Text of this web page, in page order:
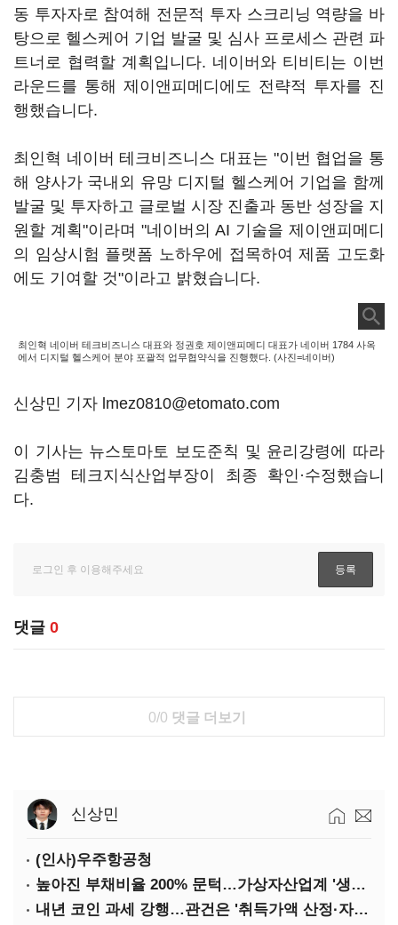
동 투자자로 참여해 전문적 투자 스크리닝 역량을 바
탕으로 헬스케어 기업 발굴 및 심사 프로세스 관련 파
트너로 협력할 계획입니다. 네이버와 티비티는 이번
라운드를 통해 제이앤피메디에도 전략적 투자를 진
행했습니다.
최인혁 네이버 테크비즈니스 대표는 "이번 협업을 통
해 양사가 국내외 유망 디지털 헬스케어 기업을 함께
발굴 및 투자하고 글로벌 시장 진출과 동반 성장을 지
원할 계획"이라며 "네이버의 AI 기술을 제이앤피메디
의 임상시험 플랫폼 노하우에 접목하여 제품 고도화
에도 기여할 것"이라고 밝혔습니다.
최인혁 네이버 테크비즈니스 대표와 정권호 제이앤피메디 대표가 네이버 1784 사옥
에서 디지털 헬스케어 분야 포괄적 업무협약식을 진행했다. (사진=네이버)
신상민 기자 lmez0810@etomato.com
이 기사는 뉴스토마토 보도준칙 및 윤리강령에 따라
김충범 테크지식산업부장이 최종 확인·수정했습니
다.
댓글 0
0/0 댓글 더보기
신상민
(인사)우주항공청
높아진 부채비율 200% 문턱…가상자산업계 '생존 시험대'
내년 코인 과세 강행…관건은 '취득가액 산정·자산 이동'